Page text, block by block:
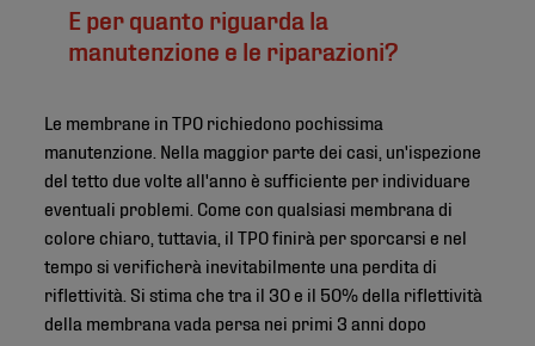
E per quanto riguarda la
manutenzione e le riparazioni?
Le membrane in TPO richiedono pochissima
manutenzione. Nella maggior parte dei casi, un'ispezione
del tetto due volte all'anno è sufficiente per individuare
eventuali problemi. Come con qualsiasi membrana di
colore chiaro, tuttavia, il TPO finirà per sporcarsi e nel
tempo si verificherà inevitabilmente una perdita di
riflettività. Si stima che tra il 30 e il 50% della riflettività
della membrana vada persa nei primi 3 anni dopo